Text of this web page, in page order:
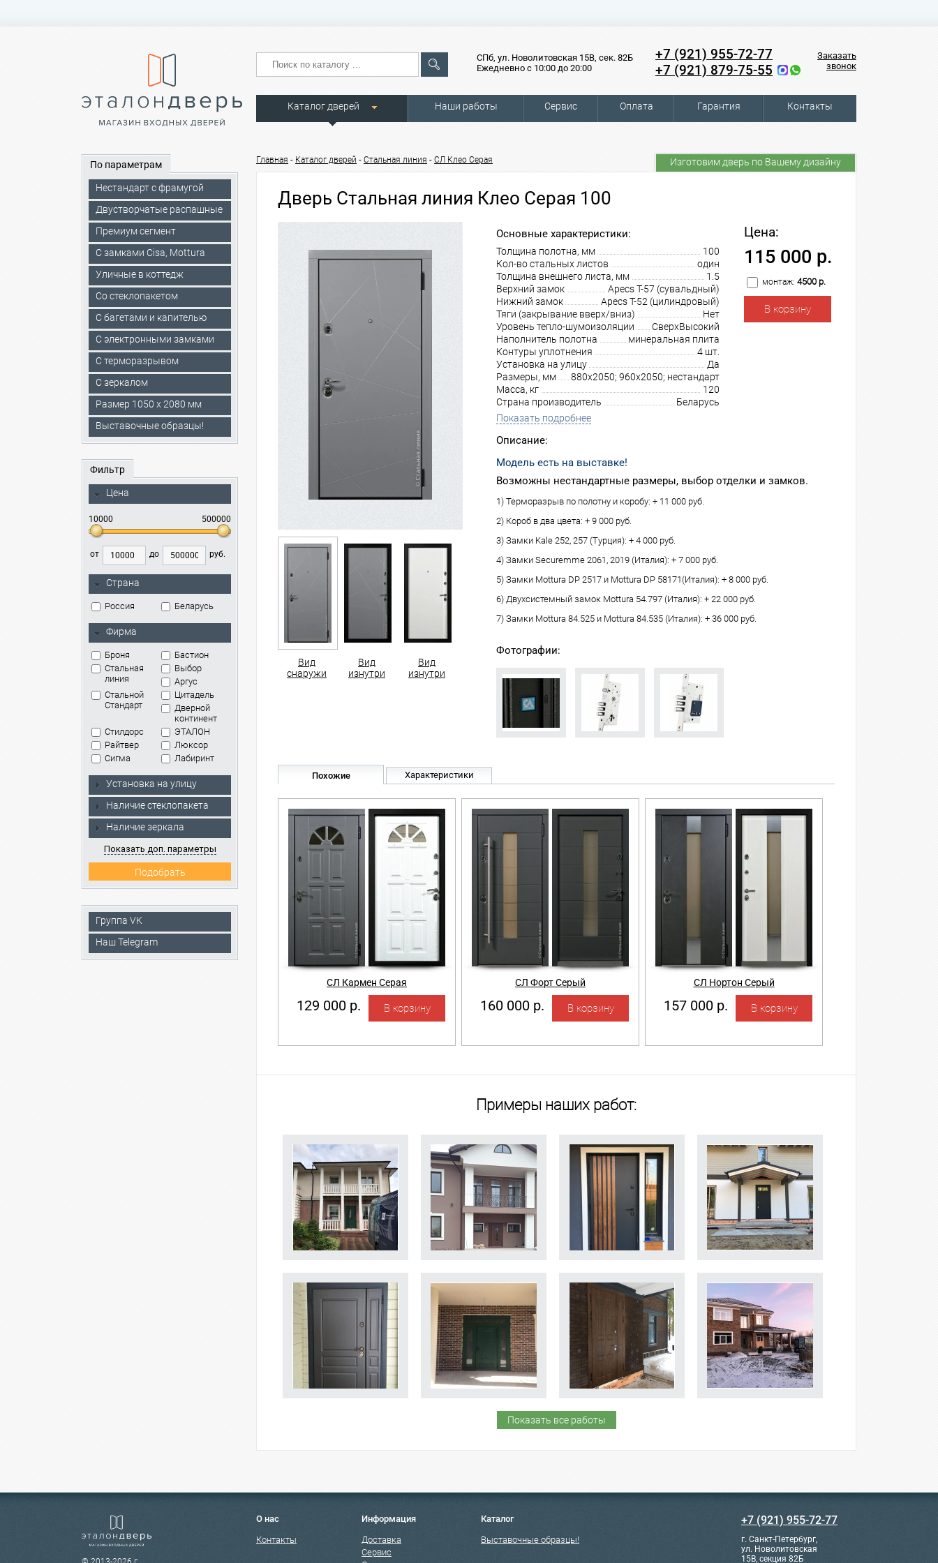
СПб, ул. Новолитовская 15В, сек. 82Б
Ежедневно с 10:00 до 20:00
+7 (921) 955-72-77
+7 (921) 879-75-55
Заказать
звонок
Каталог дверей Наши работы Сервис Оплата Гарантия Контакты
По параметрам
Нестандарт с фрамугой
Двустворчатые распашные
Премиум сегмент
C замками Cisa, Mottura
Уличные в коттедж
Со стеклопакетом
С багетами и капителью
C электронными замками
С терморазрывом
С зеркалом
Размер 1050 х 2080 мм
Выставочные образцы!
Фильтр
Цена
10000 500000
от до руб.
Страна
Россия Беларусь
Фирма
Броня
Бастион
Стальная
линия
Выбор
Аргус
Стальной
Стандарт
Цитадель
Дверной
континент
Стилдорс
ЭТАЛОН
Райтвер
Люксор
Сигма
Лабиринт
Установка на улицу
Наличие стеклопакета
Наличие зеркала
Показать доп. параметры
Группа VK
Наш Telegram
Главная - Каталог дверей - Стальная линия - СЛ Клео Серая Изготовим дверь по Вашему дизайну
Дверь Стальная линия Клео Серая 100
Вид
снаружи
Вид
изнутри
Вид
изнутри
Основные характеристики:
Толщина полотна, мм
100
Кол-во стальных листов
один
Толщина внешнего листа, мм
1.5
Верхний замок
Apecs T-57 (сувальдный)
Нижний замок
Apecs T-52 (цилиндровый)
Тяги (закрывание вверх/вниз)
Нет
Уровень тепло-шумоизоляции
СверхВысокий
Наполнитель полотна
минеральная плита
Контуры уплотнения
4 шт.
Установка на улицу
Да
Размеры, мм
880х2050; 960х2050; нестандарт
Масса, кг
120
Страна производитель
Беларусь
Показать подробнее
Цена:
115 000 р.
монтаж: 4500 р.
Описание:
Модель есть на выставке!
Возможны нестандартные размеры, выбор отделки и замков.
1) Терморазрыв по полотну и коробу: + 11 000 руб.
2) Короб в два цвета: + 9 000 руб.
3) Замки Kale 252, 257 (Турция): + 4 000 руб.
4) Замки Securemme 2061, 2019 (Италия): + 7 000 руб.
5) Замки Mottura DP 2517 и Mottura DP 58171(Италия): + 8 000 руб.
6) Двухсистемный замок Mottura 54.797 (Италия): + 22 000 руб.
7) Замки Mottura 84.525 и Mottura 84.535 (Италия): + 36 000 руб.
Фотографии:
Похожие Характеристики
СЛ Кармен Серая
129 000 р.
СЛ Форт Серый
160 000 р.
СЛ Нортон Серый
157 000 р.
Примеры наших работ:
Показать все работы
О нас
Контакты
Информация
Доставка
Сервис
Каталог
Выставочные образцы!
+7 (921) 955-72-77
г. Санкт-Петербург,
ул. Новолитовская
15В, секция 82Б